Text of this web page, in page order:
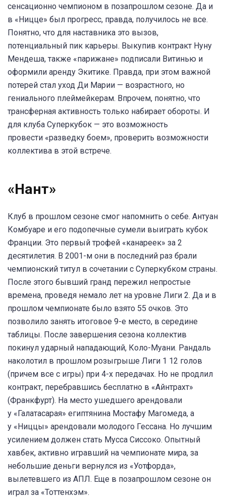
сенсационно чемпионом в позапрошлом сезоне. Да и
в «Ницце» был прогресс, правда, получилось не все.
Понятно, что для наставника это вызов,
потенциальный пик карьеры. Выкупив контракт Нуну
Мендеша, также «парижане» подписали Витинью и
оформили аренду Экитике. Правда, при этом важной
потерей стал уход Ди Марии — возрастного, но
гениального плеймейкерам. Впрочем, понятно, что
трансферная активность только набирает обороты. И
для клуба Суперкубок — это возможность
провести «разведку боем», проверить возможности
коллектива в этой встрече.
«Нант»
Клуб в прошлом сезоне смог напомнить о себе. Антуан
Комбуаре и его подопечные сумели выиграть кубок
Франции. Это первый трофей «канареек» за 2
десятилетия. В 2001-м они в последний раз брали
чемпионский титул в сочетании с Суперкубком страны.
После этого бывший гранд пережил непростые
времена, проведя немало лет на уровне Лиги 2. Да и в
прошлом чемпионате было взято 55 очков. Это
позволило занять итоговое 9-е место, в середине
таблицы. После завершения сезона коллектив
покинул ударный нападающий, Коло-Муани. Рандаль
наколотил в прошлом розыгрыше Лиги 1 12 голов
(причем все с игры) при 4-х передачах. Но не продлил
контракт, перебравшись бесплатно в «Айнтрахт»
(Франкфурт). На место ушедшего арендовали
у «Галатасарая» египтянина Мостафу Магомеда, а
у «Ниццы» арендовали молодого Гессана. Но лучшим
усилением должен стать Мусса Сиссоко. Опытный
хавбек, активно игравший на чемпионате мира, за
небольшие деньги вернулся из «Уотфорда»,
вылетевшего из АПЛ. Еще в позапрошлом сезоне он
играл за «Тоттенхэм».